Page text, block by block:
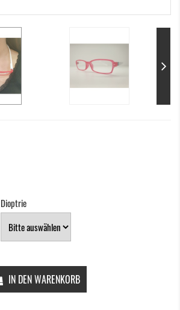
Dioptrie
IN DEN WARENKORB